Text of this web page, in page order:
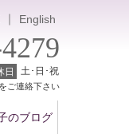
｜ English
のブログ
日 土･日･祝
ご連絡下さい